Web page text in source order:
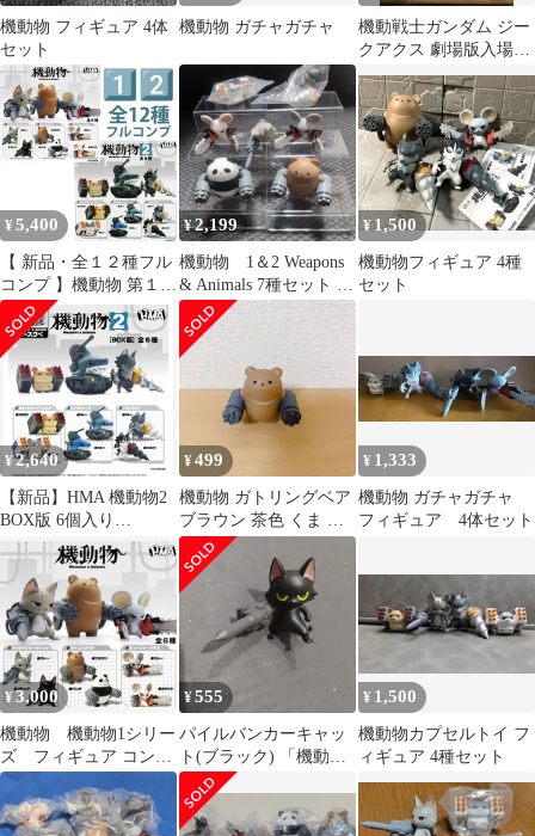
機動物 フィギュア 4体
セット
機動物 ガチャガチャ
機動戦士ガンダム ジー
クアクス 劇場版入場者
特典 第二弾
¥ 5,400
【 新品・全１２種フル
コンプ 】機動物 第１弾
＆第２弾 ケースワベ氏
カプセルトイ ガチャ
¥2,199
機動物 1＆2 Weapons
& Animals 7種セット ガ
チャ
¥ 1,500
機動物フィギュア 4種
セット
¥2,640
【新品】HMA 機動物2
BOX版 6個入り
1BOX【正規品】
¥499
機動物 ガトリングベア
ブラウン 茶色 くま 熊
ツキノワグマ クマ
¥ 1,333
機動物 ガチャガチャ
フィギュア 4体セット
¥ 3,000
機動物 機動物1シリー
ズ フィギュア コンプ
セット
¥555
パイルバンカーキャッ
ト(ブラック) 「機動物
第1弾」
¥ 1,500
機動物カプセルトイ フ
ィギュア 4種セット